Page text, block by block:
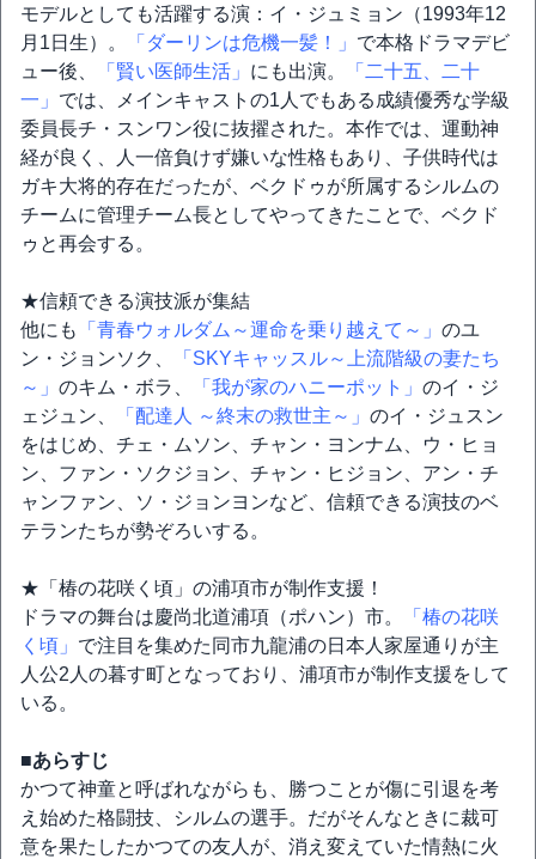
モデルとしても活躍する演：イ・ジュミョン（1993年12
月1日生）。
「ダーリンは危機一髪！」 で本格ドラマデビ
ュー後、
「賢い医師生活」 にも出演。
「二十五、二十
一」 では、メインキャストの1人でもある成績優秀な学級
委員長チ・スンワン役に抜擢された。本作では、運動神
経が良く、人一倍負けず嫌いな性格もあり、子供時代は
ガキ大将的存在だったが、ベクドゥが所属するシルムの
チームに管理チーム長としてやってきたことで、ベクド
ゥと再会する。
★信頼できる演技派が集結
他にも
「青春ウォルダム～運命を乗り越えて～」 のユ
ン・ジョンソク、
「SKYキャッスル～上流階級の妻たち
～」 のキム・ボラ、 「我が家のハニーポット」 のイ・ジ
ェジュン、
「配達人 ～終末の救世主～」 のイ・ジュスン
をはじめ、チェ・ムソン、チャン・ヨンナム、ウ・ヒョ
ン、ファン・ソクジョン、チャン・ヒジョン、アン・チ
ャンファン、ソ・ジョンヨンなど、信頼できる演技のベ
テランたちが勢ぞろいする。
★「椿の花咲く頃」の浦項市が制作支援！
ドラマの舞台は慶尚北道浦項（ポハン）市。
「椿の花咲
く頃」 で注目を集めた同市九龍浦の日本人家屋通りが主
人公2人の暮す町となっており、浦項市が制作支援をして
いる。
■あらすじ
かつて神童と呼ばれながらも、勝つことが傷に引退を考
え始めた格闘技、シルムの選手。だがそんなときに裁可
意を果たしたかつての友人が、消え変えていた情熱に火